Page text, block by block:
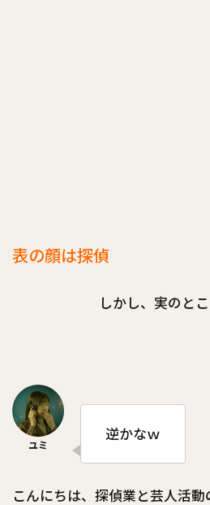
表の顔は探偵
しかし、実のと
逆かなｗ
こんにちは、探偵業と芸人活